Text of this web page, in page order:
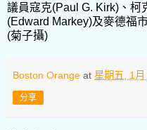
議員寇克(Paul G. Kirk)、柯
(Edward Markey)及麥德福
(菊子攝)
Boston Orange at 星期五, 1
分享